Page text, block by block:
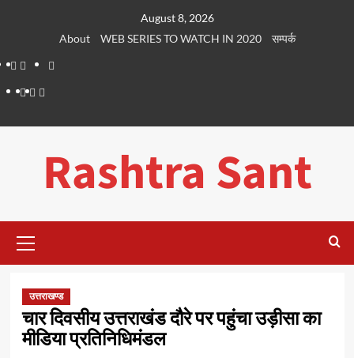
August 8, 2026
About
WEB SERIES TO WATCH IN 2020
सम्पर्क
About
WEB
SERIES
Dehradun
LifePlaces
सम्पर्क
Rashtra Sant
Menu
उत्तराखण्ड
चार दिवसीय उत्तराखंड दौरे पर पहुंचा उड़ीसा का
मीडिया प्रतिनिधिमंडल